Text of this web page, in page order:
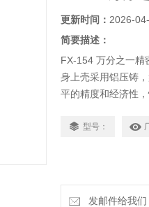
更新时间： 2026-
简要描述：
FX-154 万分之一精
身上壳采用铝压铸
平的精度和经济性
型号：
发邮件给我